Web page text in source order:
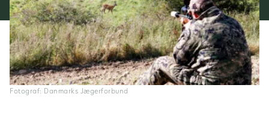
Fotograf: Danmarks Jægerforbund